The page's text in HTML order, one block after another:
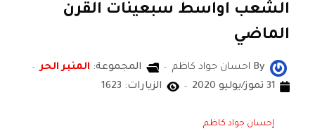
الشعب اواسط سبعينات القرن
الماضي
By احسان جواد كاظم المجموعة: المنبر الحر
31 تموز/يوليو 2020
الزيارات: 1623
إحسان جواد كاظم